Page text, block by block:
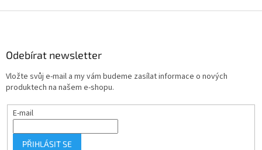
Odebírat newsletter
Vložte svůj e-mail a my vám budeme zasílat informace o nových
produktech na našem e-shopu.
E-mail
PŘIHLÁSIT SE